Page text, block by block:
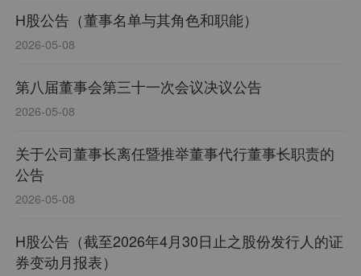
H股公告（董事名单与其角色和职能）
2026-05-08
第八届董事会第三十一次会议决议公告
2026-05-08
关于公司董事长离任暨推举董事代行董事长职责的
公告
2026-05-08
H股公告（截至2026年4月30日止之股份发行人的证
券变动月报表）